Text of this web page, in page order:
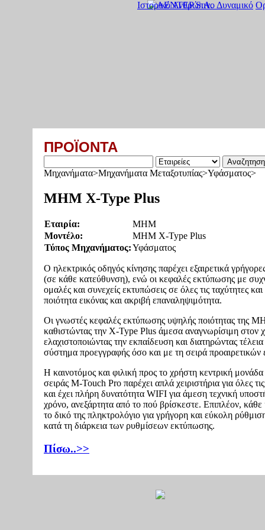
ΙστορικόΑνθρώπινο Δυναμικό
ΠΡΟΪΟΝΤΑ
Μηχανήματα>Μηχανήματα Μεταξοτυπίας>Υφάσματος>
MHM X-Type Plus
Εταιρία:
MHM
Μοντέλο:
MHM X-Type Plus
Τύπος Μηχανήματος:Υφάσματος
Ο ηλεκτρικός οδηγός κίνησης παρέχει εξαιρετικά
(σε κάθε κατεύθυνση), ενώ οι κεφαλές εκτύπωσης με
ομαλές και συνεχείς εκτυπώσεις σε όλες τις ταχύτητες
ποιότητα εικόνας και ακριβή επαναληψιμότητα.
Οι γνωστές κεφαλές εκτύπωσης υψηλής ποιότητας της
καθιστώντας την X-Type Plus άμεσα αναγνωρίσιμη στον
ελαχιστοποιώντας την εκπαίδευση και διατηρώντας
σύστημα προεγγραφής όσο και με τη σειρά προαιρετικών
Η καινοτόμος και φιλική προς το χρήστη κεντρική
σειράς M-Touch Pro παρέχει απλά χειριστήρια για όλες τις
και έχει πλήρη δυνατότητα WIFI για άμεση τεχνική
χρόνο, ανεξάρτητα από το πού βρίσκεστε. Επιπλέον,
το δικό της πληκτρολόγιο για γρήγορη και εύκολη
κατά τη διάρκεια των ρυθμίσεων εκτύπωσης.
Πίσω..>>